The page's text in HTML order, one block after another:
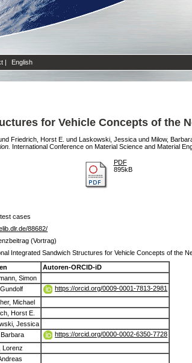
| English
for Vehicle Concepts of the
Friedrich, Horst E. und Laskowski, Jessica und Milow,
International Conference on Material Science and Material
PDF
895kB
cases
88682/
(Vortrag)
Integrated Sandwich Structures for Vehicle Concepts of the
Autoren-ORCID-iD
Simon
https://orcid.org/0009-0001-7813-2981
Michael
Horst E.
Jessica
https://orcid.org/0000-0002-6350-7728
Lorenz